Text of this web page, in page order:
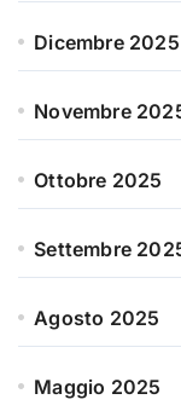
Dicembre 2025
Novembre
Ottobre 2025
Settembre
Agosto 2025
Maggio 2025